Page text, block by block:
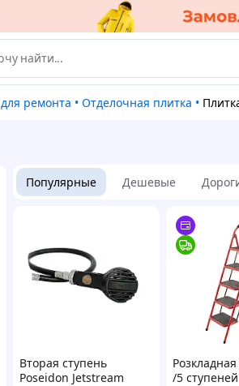
ремонта • Отделочная плитка •
Популярные Дешевые
Вторая ступень
Poseidon Jetstream
/5